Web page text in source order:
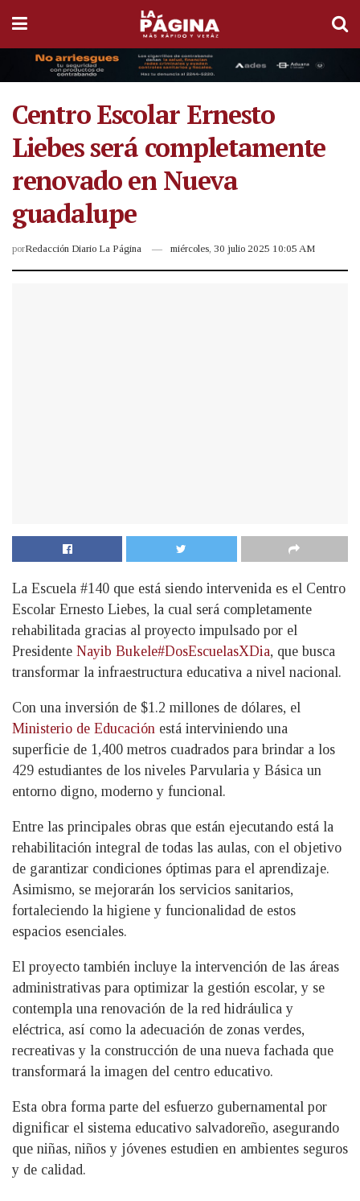
Centro Escolar Ernesto
Liebes será completamente
renovado en Nueva
guadalupe
porRedacción Diario La Página miércoles, 30 julio 2025 10:05 AM
La Escuela #140 que está siendo intervenida es el Centro
Escolar Ernesto Liebes, la cual será completamente
rehabilitada gracias al proyecto impulsado por el
Presidente Nayib Bukele#DosEscuelasXDia, que busca
transformar la infraestructura educativa a nivel nacional.
Con una inversión de $1.2 millones de dólares, el
Ministerio de Educación está interviniendo una
superficie de 1,400 metros cuadrados para brindar a los
429 estudiantes de los niveles Parvularia y Básica un
entorno digno, moderno y funcional.
Entre las principales obras que están ejecutando está la
rehabilitación integral de todas las aulas, con el objetivo
de garantizar condiciones óptimas para el aprendizaje.
Asimismo, se mejorarán los servicios sanitarios,
fortaleciendo la higiene y funcionalidad de estos
espacios esenciales.
El proyecto también incluye la intervención de las áreas
administrativas para optimizar la gestión escolar, y se
contempla una renovación de la red hidráulica y
eléctrica, así como la adecuación de zonas verdes,
recreativas y la construcción de una nueva fachada que
transformará la imagen del centro educativo.
Esta obra forma parte del esfuerzo gubernamental por
dignificar el sistema educativo salvadoreño, asegurando
que niñas, niños y jóvenes estudien en ambientes seguros
y de calidad.